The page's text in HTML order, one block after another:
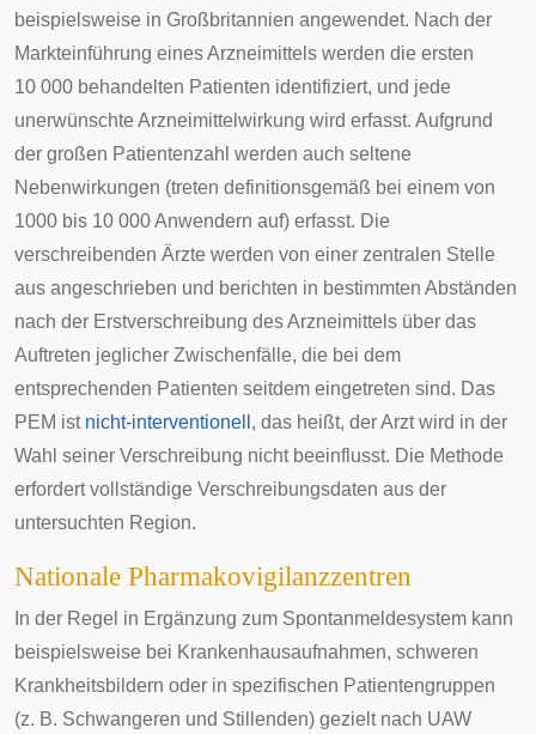
beispielsweise in Großbritannien angewendet. Nach der
Markteinführung eines Arzneimittels werden die ersten
10 000 behandelten Patienten identifiziert, und jede
unerwünschte Arzneimittelwirkung wird erfasst. Aufgrund
der großen Patientenzahl werden auch seltene
Nebenwirkungen (treten definitionsgemäß bei einem von
1000 bis 10 000 Anwendern auf) erfasst. Die
verschreibenden Ärzte werden von einer zentralen Stelle
aus angeschrieben und berichten in bestimmten Abständen
nach der Erstverschreibung des Arzneimittels über das
Auftreten jeglicher Zwischenfälle, die bei dem
entsprechenden Patienten seitdem eingetreten sind. Das
PEM ist nicht-interventionell , das heißt, der Arzt wird in der
Wahl seiner Verschreibung nicht beeinflusst. Die Methode
erfordert vollständige Verschreibungsdaten aus der
untersuchten Region.
Nationale Pharmakovigilanzzentren
In der Regel in Ergänzung zum Spontanmeldesystem kann
beispielsweise bei Krankenhausaufnahmen, schweren
Krankheitsbildern oder in spezifischen Patientengruppen
(z. B. Schwangeren und Stillenden) gezielt nach UAW